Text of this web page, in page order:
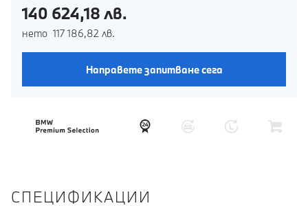
140 624,18 лв.
нето 117 186,82 лв.
Направете запитване сега
СПЕЦИФИКАЦИИ